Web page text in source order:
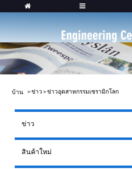
บ้าน >ข่าว >ข่าวอุตสาหกรรมเซรามิกโลก
ข่าว
สินค้าใหม่